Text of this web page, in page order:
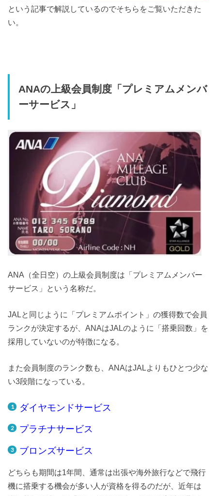
という記事で解説しているのでそちらをご覧いただきた
い。
ANAの上級会員制度「プレミアムメンバ
ーサービス」
ANA（全日空）の上級会員制度は「プレミアムメンバー
サービス」という名称だ。
JALと同じように「プレミアムポイント」の獲得数で会員
ランクが決定するが、ANAはJALのように「搭乗回数」を
採用していないのが特徴になる。
また会員制度のランク数も、ANAはJALよりもひとつ少な
い3段階になっている。
ダイヤモンドサービス
プラチナサービス
ブロンズサービス
どちらも期間は1年間、通常は出張や海外旅行などで飛行
機に搭乗する機会が多い人が資格を得るのだが、近年は